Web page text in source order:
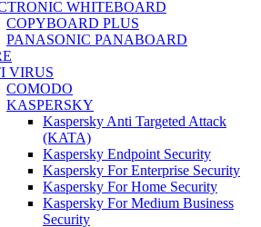
WHITEBOARD
COPYBOARD PLUS
PANASONIC PANABOARD
VIRUS
COMODO
KASPERSKY
Kaspersky Anti Targeted Attack
(KATA)
Kaspersky Endpoint Security
Kaspersky For Enterprise Security
Kaspersky For Home Security
Kaspersky For Medium Business
Security